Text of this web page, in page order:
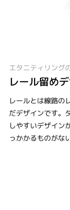
エタニティリング
レール留め
レールとは線路の
だデザインです。
しやすいデザイン
っかかるものがな